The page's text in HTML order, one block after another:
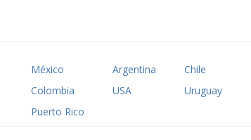
México Argentina
Chile
Colombia
USA
Uruguay
Puerto Rico